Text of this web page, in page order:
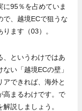
に95％を占めていま
で、越境ECで狙うな
ます（03）。
、というわけではあ
い「越境ECの壁」
できれば、海外と
高まるわけです。で
説しましょう。